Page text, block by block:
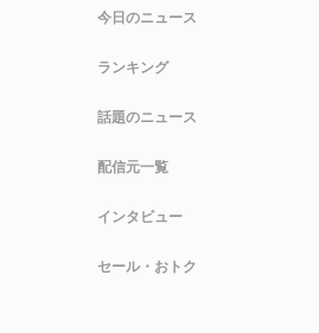
今日のニュース
ランキング
話題のニュース
配信元一覧
インタビュー
セール・おトク